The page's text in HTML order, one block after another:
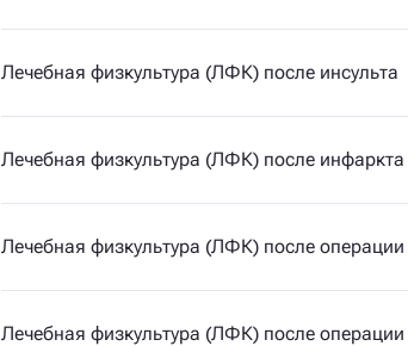
Лечебная физкультура (ЛФК) после инсульта
Лечебная физкультура (ЛФК) после
Лечебная физкультура (ЛФК) после
Лечебная физкультура (ЛФК) после